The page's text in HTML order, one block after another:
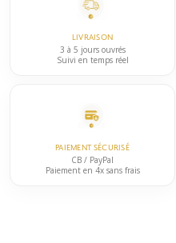
LIVRAISON
3 à 5 jours ouvrés
Suivi en temps réel
PAIEMENT SÉCURISÉ
CB / PayPal
Paiement en 4x sans frais